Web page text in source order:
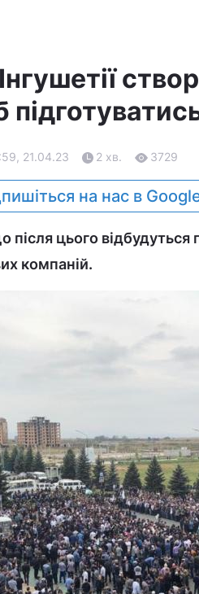
21.04.23 2 хв. 3729
на нас в
після цього відбудуться
компаній.